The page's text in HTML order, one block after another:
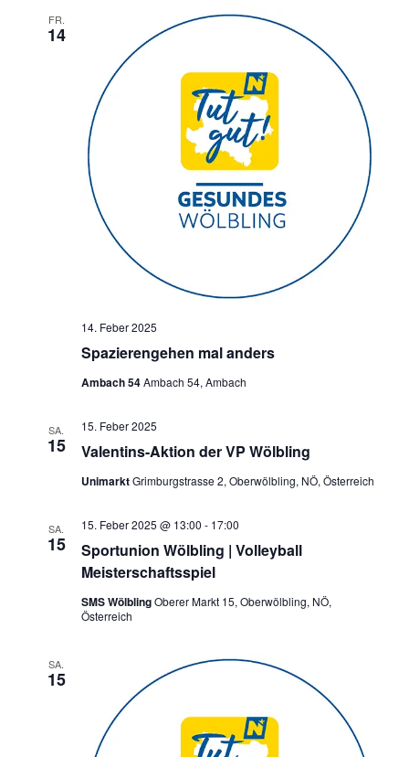
FR.
14
Spazierengehen mal anders
14. Feber 2025
Ambach 54Ambach 54, Ambach
SA.
15 Valentins-Aktion der VP Wölbling
15. Feber 2025
UnimarktGrimburgstrasse 2, Oberwölbling, NÖ, Österreich
SA.
15
Sportunion Wölbling | Volleyball
Meisterschaftsspiel
15. Feber 2025 @ 13:00 - 17:00
SMS WölblingOberer Markt 15, Oberwölbling, NÖ,
Österreich
SA.
15